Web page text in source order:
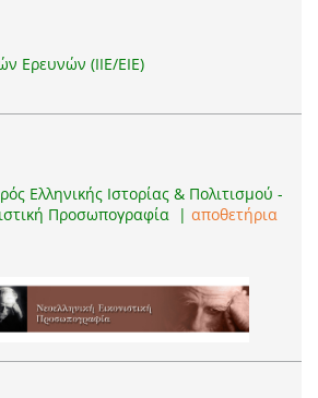
Ερευνών (ΙΙΕ/ΕΙΕ)
Ελληνικής Ιστορίας & Πολιτισμού -
Προσωπογραφία | αποθετήρια